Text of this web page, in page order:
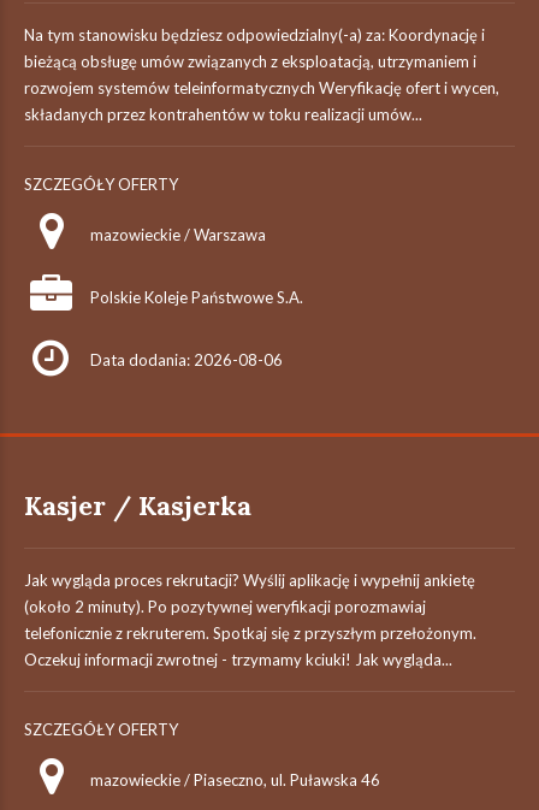
Na tym stanowisku będziesz odpowiedzialny(-a) za: Koordynację i
bieżącą obsługę umów związanych z eksploatacją, utrzymaniem i
rozwojem systemów teleinformatycznych Weryfikację ofert i wycen,
składanych przez kontrahentów w toku realizacji umów...
SZCZEGÓŁY OFERTY
mazowieckie / Warszawa
Polskie Koleje Państwowe S.A.
Data dodania: 2026-08-06
Kasjer / Kasjerka
Jak wygląda proces rekrutacji? Wyślij aplikację i wypełnij ankietę
(około 2 minuty). Po pozytywnej weryfikacji porozmawiaj
telefonicznie z rekruterem. Spotkaj się z przyszłym przełożonym.
Oczekuj informacji zwrotnej - trzymamy kciuki! Jak wygląda...
SZCZEGÓŁY OFERTY
mazowieckie / Piaseczno, ul. Puławska 46